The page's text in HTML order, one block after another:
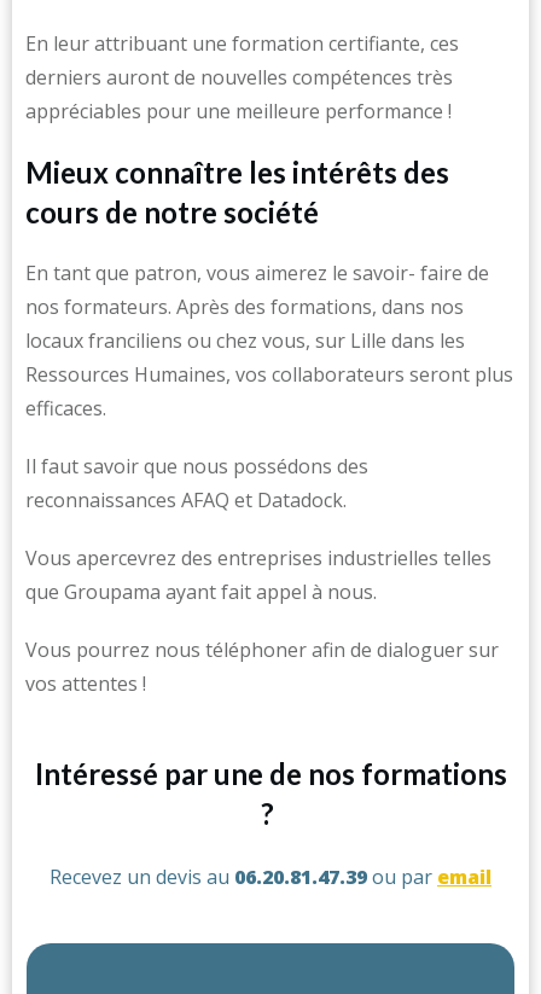
En leur attribuant une formation certifiante, ces
derniers auront de nouvelles compétences très
appréciables pour une meilleure performance !
Mieux connaître les intérêts des
cours de notre société
En tant que patron, vous aimerez le savoir- faire de
nos formateurs. Après des formations, dans nos
locaux franciliens ou chez vous, sur Lille dans les
Ressources Humaines, vos collaborateurs seront plus
efficaces.
Il faut savoir que nous possédons des
reconnaissances AFAQ et Datadock.
Vous apercevrez des entreprises industrielles telles
que Groupama ayant fait appel à nous.
Vous pourrez nous téléphoner afin de dialoguer sur
vos attentes !
Intéressé par une de nos formations
?
Recevez un devis au 06.20.81.47.39ou par email